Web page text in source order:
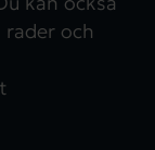
och